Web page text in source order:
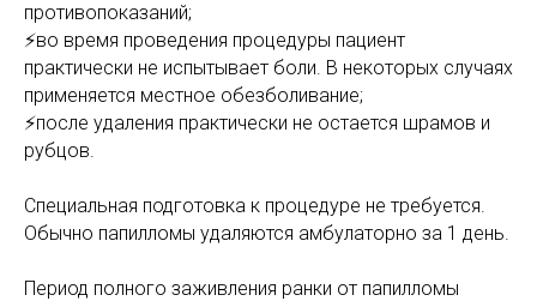
противопоказаний;
⚡️во время проведения процедуры пациент
практически не испытывает боли. В некоторых случаях
применяется местное обезболивание;
⚡️после удаления практически не остается шрамов и
рубцов.
Специальная подготовка к процедуре не требуется.
Обычно папилломы удаляются амбулаторно за 1 день.
Период полного заживления ранки от папилломы